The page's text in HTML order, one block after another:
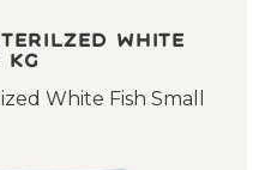
White
kg
White Fish Small